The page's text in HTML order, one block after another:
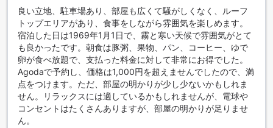
快適な滞在を彩る、充実の客室設備
The Green Season Resort Chiang Raiの客室は、リラックス
できる空間を追求し、快適さを追求した充実の設備を誇りま
す。エアコン完備で、タイの暑い気候でも快適に過ごせま
す。各部屋にはテレビと衛星放送/ケーブルテレビが備わって
おり、多彩なエンターテインメントをお楽しみいただけま
す。バルコニーやテラスからは、自然の風景を眺めながらゆ
ったりとくつろぐことができ、コーヒーや紅茶メーカーも設
置されているため、朝のひとときを優雅に過ごせます。
良い立地、駐車場あり、部屋も広くて騒がしくなく、ルーフ
トップエリアがあり、食事をしながら雰囲気を楽しめます。
宿泊した日は1969年1月1日で、霧と寒い天候で雰囲気がとて
も良かったです。朝食は豚粥、果物、パン、コーヒー、ゆで
卵が食べ放題で、支払った料金に対して非常にお得でした。
Agodaで予約し、価格は1,000円を超えませんでしたので、満
点をつけます。ただ、部屋の明かりが少し少ないかもしれま
せん。リラックスには適しているかもしれませんが、電球や
コンセントはたくさんありますが、部屋の明かりが足りませ
ん。